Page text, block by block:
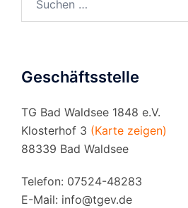
Geschäftsstelle
TG Bad Waldsee 1848 e.V.
Klosterhof 3 (Karte zeigen)
88339 Bad Waldsee
Telefon: 07524-48283
E-Mail: info@tgev.de